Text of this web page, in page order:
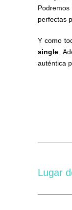
perfectas
Y como
single .
auténtica
Lugar